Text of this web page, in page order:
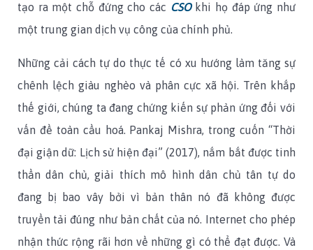
tạo ra một chỗ đứng cho các CSOkhi họ đáp ứng như
một trung gian dịch vụ công của chính phủ.
Những cải cách tự do thực tế có xu hướng làm tăng sự
chênh lệch giàu nghèo và phân cực xã hội. Trên khắp
thế giới, chúng ta đang chứng kiến sự phản ứng đối với
vấn đề toàn cầu hoá. Pankaj Mishra, trong cuốn “Thời
đại giận dữ: Lịch sử hiện đại” (2017), nắm bắt được tinh
thần dân chủ, giải thích mô hình dân chủ tân tự do
đang bị bao vây bởi vì bản thân nó đã không được
truyền tải đúng như bản chất của nó. Internet cho phép
nhận thức rộng rãi hơn về những gì có thể đạt được. Và